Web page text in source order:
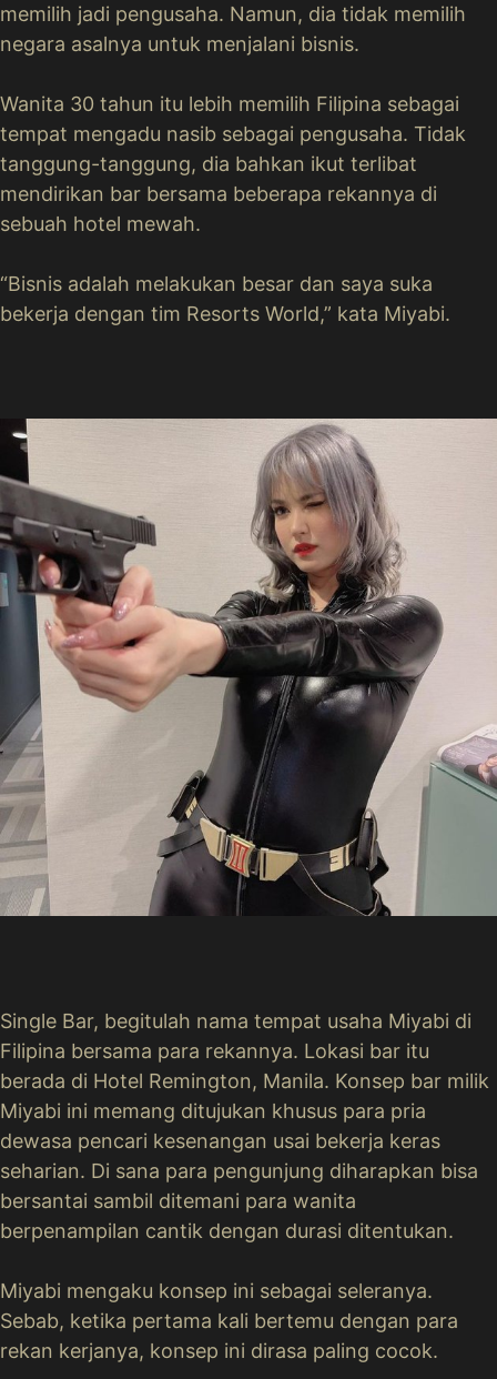
memilih jadi pengusaha. Namun, dia tidak memilih
negara asalnya untuk menjalani bisnis.
Wanita 30 tahun itu lebih memilih Filipina sebagai
tempat mengadu nasib sebagai pengusaha. Tidak
tanggung-tanggung, dia bahkan ikut terlibat
mendirikan bar bersama beberapa rekannya di
sebuah hotel mewah.
“Bisnis adalah melakukan besar dan saya suka
bekerja dengan tim Resorts World,” kata Miyabi.
Single Bar, begitulah nama tempat usaha Miyabi di
Filipina bersama para rekannya. Lokasi bar itu
berada di Hotel Remington, Manila. Konsep bar milik
Miyabi ini memang ditujukan khusus para pria
dewasa pencari kesenangan usai bekerja keras
seharian. Di sana para pengunjung diharapkan bisa
bersantai sambil ditemani para wanita
berpenampilan cantik dengan durasi ditentukan.
Miyabi mengaku konsep ini sebagai seleranya.
Sebab, ketika pertama kali bertemu dengan para
rekan kerjanya, konsep ini dirasa paling cocok.